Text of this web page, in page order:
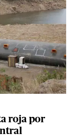
roja por